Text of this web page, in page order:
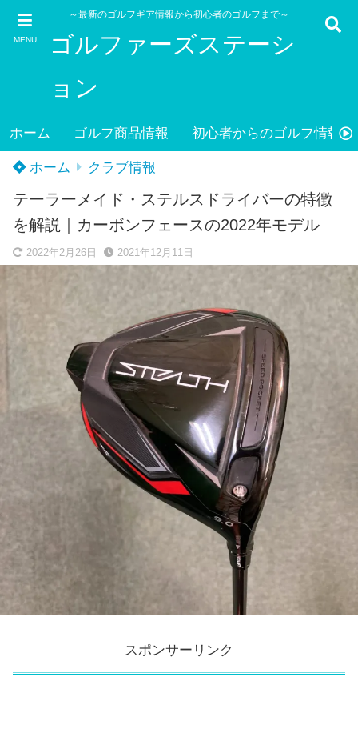
MENU
～最新のゴルフギア情報から初心者のゴルフまで～
ゴルファーズステーシ
ョン
ホーム ゴルフ商品情報 初心者からのゴルフ情報
ホーム クラブ情報
テーラーメイド・ステルスドライバーの特徴
を解説｜カーボンフェースの2022年モデル
2022年2月26日 2021年12月11日
スポンサーリンク